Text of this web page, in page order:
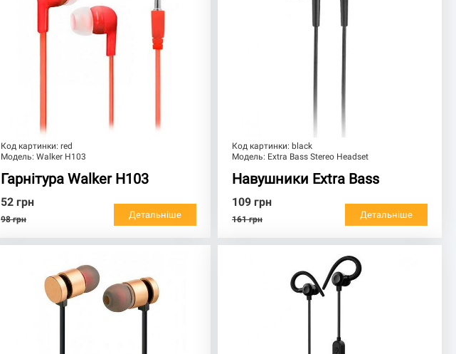
Код картинки:red
Модель:Walker H103
Гарнітура Walker H103
52 грн
98 грн Детальніше
Код картинки: black
Модель: Extra Bass Stereo Headset
Навушники Extra Bass
109 грн
161 грн Детальніше